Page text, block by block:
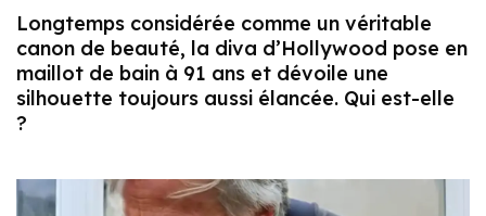
Longtemps considérée comme un véritable
canon de beauté, la diva d’Hollywood pose en
maillot de bain à 91 ans et dévoile une
silhouette toujours aussi élancée. Qui est-elle
?